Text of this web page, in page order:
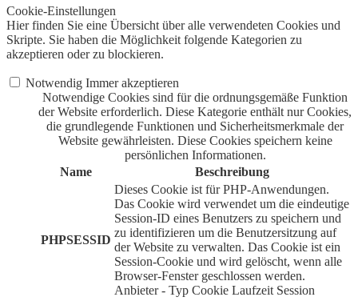
Cookie-Einstellungen
Hier finden Sie eine Übersicht über alle verwendeten Cookies und
Skripte. Sie haben die Möglichkeit folgende Kategorien zu
akzeptieren oder zu blockieren.
Notwendig Immer akzeptieren
Notwendige Cookies sind für die ordnungsgemäße Funktion
der Website erforderlich. Diese Kategorie enthält nur Cookies,
die grundlegende Funktionen und Sicherheitsmerkmale der
Website gewährleisten. Diese Cookies speichern keine
persönlichen Informationen.
Name
Beschreibung
PHPSESSID
Dieses Cookie ist für PHP-Anwendungen.
Das Cookie wird verwendet um die eindeutige
Session-ID eines Benutzers zu speichern und
zu identifizieren um die Benutzersitzung auf
der Website zu verwalten. Das Cookie ist ein
Session-Cookie und wird gelöscht, wenn alle
Browser-Fenster geschlossen werden.
Anbieter - Typ Cookie Laufzeit Session